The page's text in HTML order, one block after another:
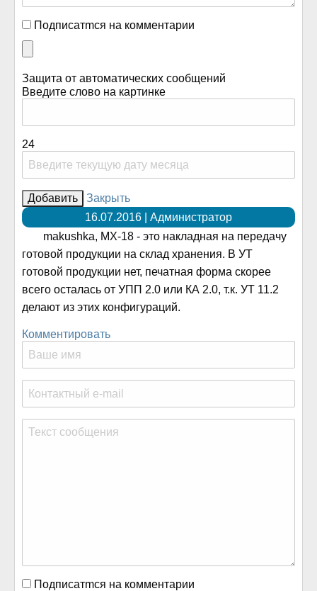
Подписатmся на комментарии
Защита от автоматических сообщений
Введите слово на картинке
24
Закрыть
16.07.2016 | Администратор
makushka, МХ-18 - это накладная на передачу
готовой продукции на склад хранения. В УТ
готовой продукции нет, печатная форма скорее
всего осталась от УПП 2.0 или КА 2.0, т.к. УТ 11.2
делают из этих конфигураций.
Комментировать
Подписатmся на комментарии